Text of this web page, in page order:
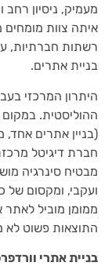
מעמיק, ניסיון
רשתות חברתיות,
בניית אתרים.
היתרון המרכזי
ההוליסטית.
(בניין אתרים
חברת דיגיטל
מבטיח סינרגיה
ועקבי, ומקסום
ממומן מוביל לאתר
התוצאות פשוט לא
בניית אתרי